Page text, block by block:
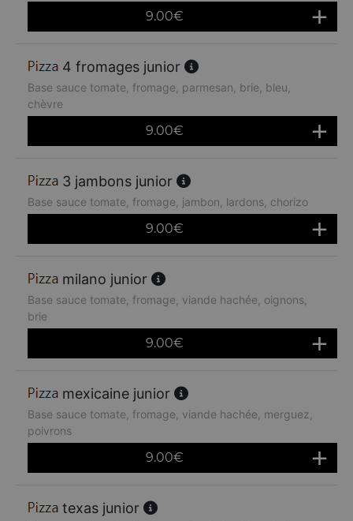
9.00€
4 fromages junior
Base sauce tomate, fromage, parmesan, brie, bleu,
chèvre
9.00€
3 jambons junior
Base sauce tomate, fromage, jambon, lardons, chorizo
9.00€
milano junior
Base sauce tomate, fromage, viande hachée, oignons,
brie
9.00€
mexicaine junior
Base sauce tomate, fromage, viande hachée, merguez,
poivrons
9.00€
texas junior